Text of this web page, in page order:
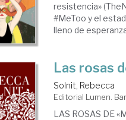
resistencia»
#MeToo y el
lleno de
Las rosas
Solnit, Rebecca
Editorial Lumen.
LAS ROSAS DE